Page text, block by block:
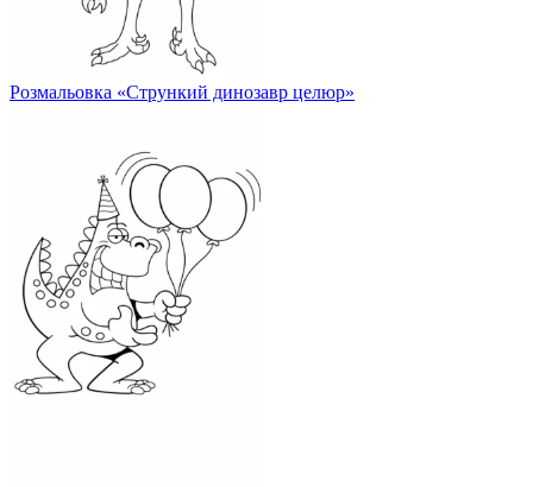
Розмальовка «Стрункий динозавр целюр»